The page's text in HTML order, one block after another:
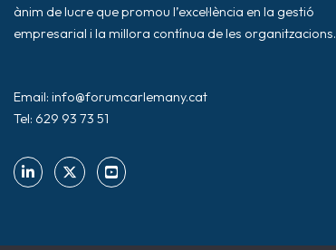
ànim de lucre que promou l’excel·lència en la gestió
empresarial i la millora contínua de les organitzacions.
Email: info@forumcarlemany.cat
Tel: 629 93 73 51